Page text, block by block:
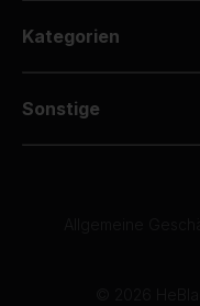
Kategorien
Sonstige